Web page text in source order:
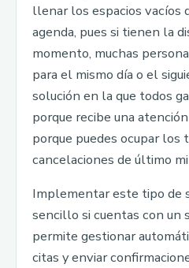
llenar los espacios vacíos
agenda, pues si tienen la
momento, muchas
para el mismo día o el
solución en la que todos
porque recibe una
porque puedes ocupar los
cancelaciones de último
Implementar este tipo de
sencillo si cuentas con
permite gestionar
citas y enviar